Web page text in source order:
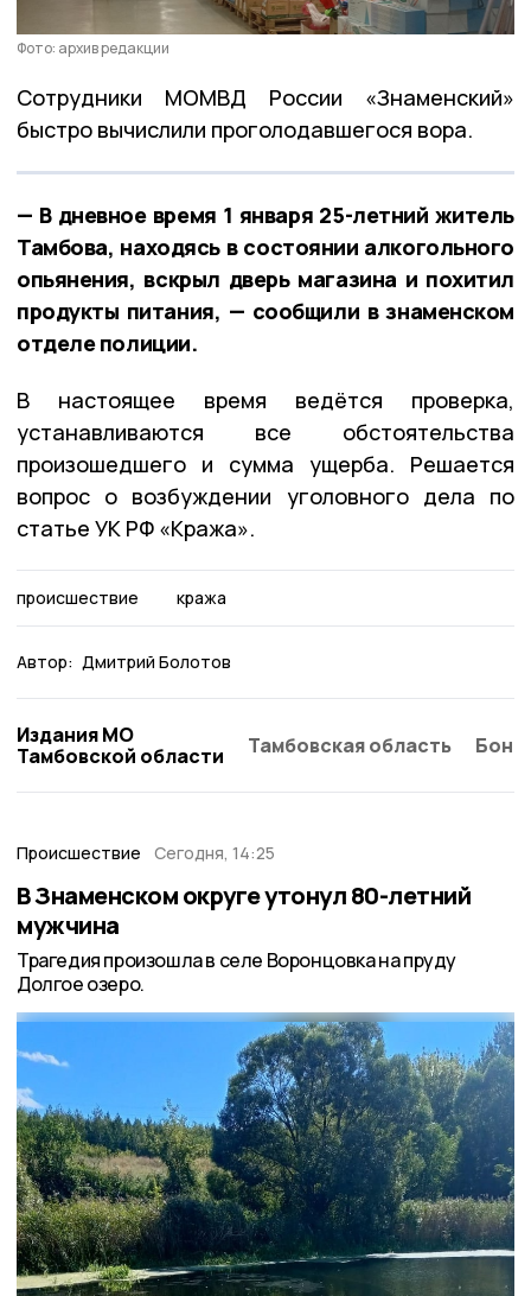
Фото: архив редакции
Сотрудники МОМВД России «Знаменский»
быстро вычислили проголодавшегося вора.
— В дневное время 1 января 25-летний житель
Тамбова, находясь в состоянии алкогольного
опьянения, вскрыл дверь магазина и похитил
продукты питания, — сообщили в знаменском
отделе полиции.
В настоящее время ведётся проверка,
устанавливаются все обстоятельства
произошедшего и сумма ущерба. Решается
вопрос о возбуждении уголовного дела по
статье УК РФ «Кража».
происшествие кража
Автор: Дмитрий Болотов
Издания МО
Тамбовской области
Тамбовская область
Происшествие Сегодня, 14:25
В Знаменском округе утонул 80-летний
мужчина
Трагедия произошла в селе Воронцовка на пруду
Долгое озеро.